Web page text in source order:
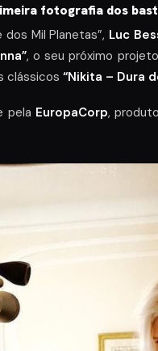
fotografia dos
Mil Planetas”, Luc
, o seu próximo
clássicos “Nikita – Dura
pela EuropaCorp,